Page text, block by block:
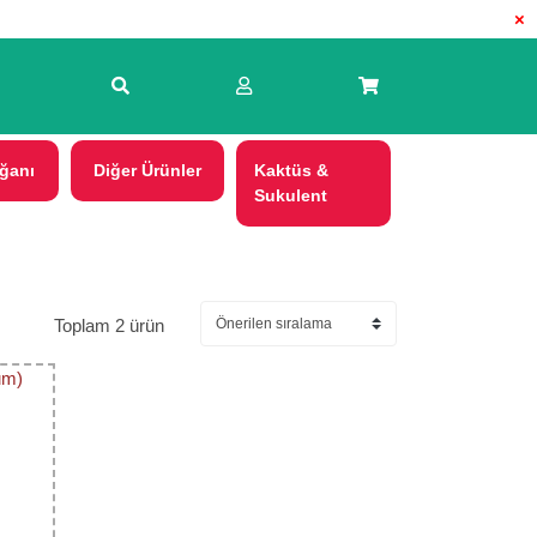
×
Diğer Ürünler
Kaktüs &
Sukulent
Toplam 2 ürün